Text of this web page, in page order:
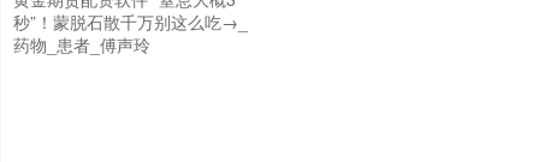
秒”！蒙脱石散千万别这么吃→_
药物_患者_傅声玲